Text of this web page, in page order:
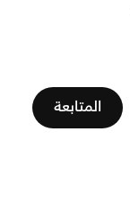
المتابعة